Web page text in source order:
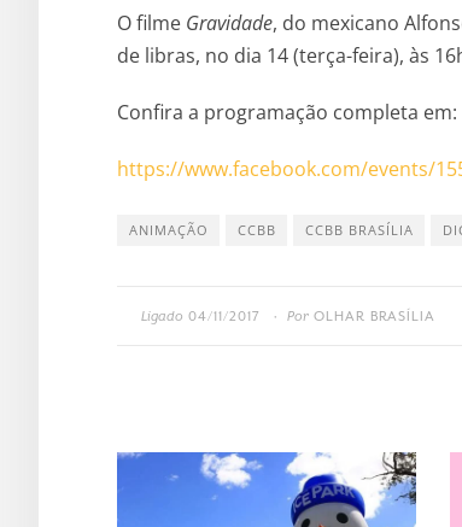
O filme Gravidade, do mexicano
de libras, no dia 14 (terça-feira), às
Confira a programação completa em:
https://www.facebook.com/events/
ANIMAÇÃO CCBB CCBB BRASÍLIA
Ligado 04/11/2017 • Por OLHAR BRASÍLIA